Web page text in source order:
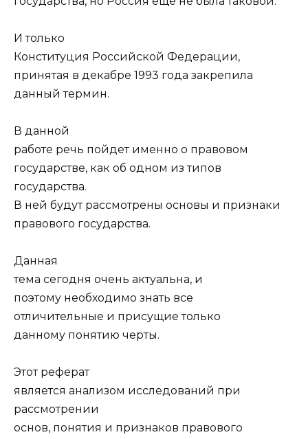
И только
Конституция Российской Федерации,
принятая в декабре 1993 года закрепила
данный термин.
В данной
работе речь пойдет именно о правовом
государстве, как об одном из типов
государства.
В ней будут рассмотрены основы и признаки
правового государства.
Данная
тема сегодня очень актуальна, и
поэтому необходимо знать все
отличительные и присущие только
данному понятию черты.
Этот реферат
является анализом исследований при
рассмотрении
основ, понятия и признаков правового